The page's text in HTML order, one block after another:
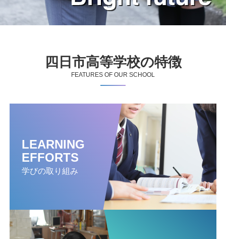
四日市高等学校の特徴
FEATURES OF OUR SCHOOL
LEARNING
EFFORTS
学びの取り組み